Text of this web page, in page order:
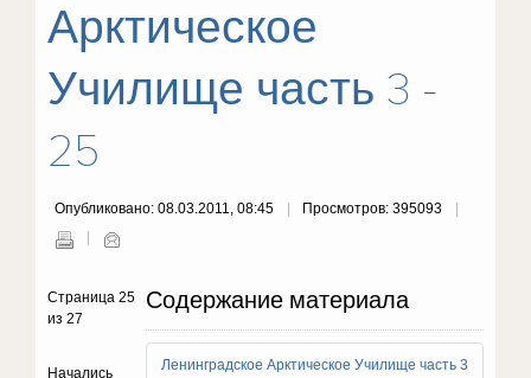
Арктическое
Училище часть 3 -
25
Опубликовано: 08.03.2011, 08:45 Просмотров: 395093
Содержание материала
Ленинградское Арктическое Училище часть 3
Страница 25
из 27
Начались